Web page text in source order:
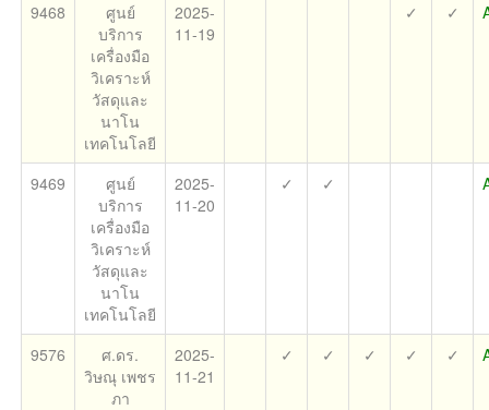
9468
ศูนย์
บริการ
เครื่องมือ
วิเคราะห์
วัสดุและ
นาโน
เทคโนโลยี
2025-
11-19
✓ ✓
9469
ศูนย์
บริการ
เครื่องมือ
วิเคราะห์
วัสดุและ
นาโน
เทคโนโลยี
2025-
11-20
✓ ✓
9576
ศ.ดร.
วิษณุ เพชร
ภา
2025-
11-21
✓ ✓ ✓ ✓ ✓